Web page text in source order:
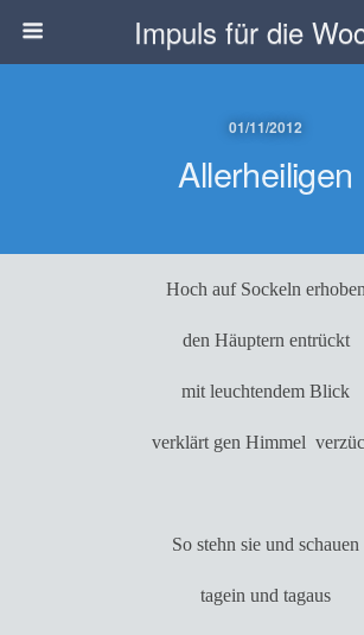
Impuls für die
01/11/2012
Allerheiligen
Hoch auf Sockeln erhoben
den Häuptern entrückt
mit leuchtendem Blick
verklärt gen Himmel 
So stehn sie und schauen
tagein und tagaus